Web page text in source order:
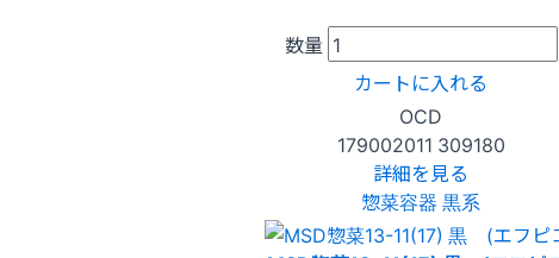
数量
カートに入れる
OCD
179002011 309180
詳細を見る
惣菜容器 黒系